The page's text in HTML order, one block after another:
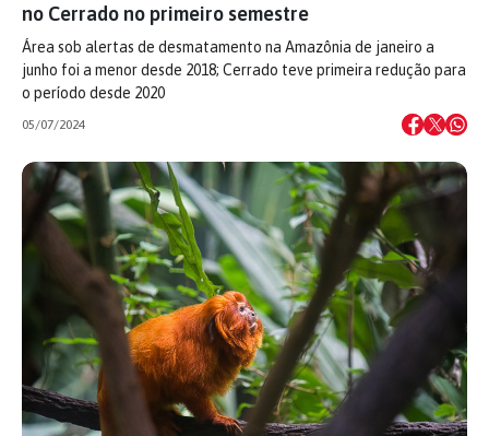
no Cerrado no primeiro semestre
Área sob alertas de desmatamento na Amazônia de janeiro a
junho foi a menor desde 2018; Cerrado teve primeira redução para
o período desde 2020
05/07/2024